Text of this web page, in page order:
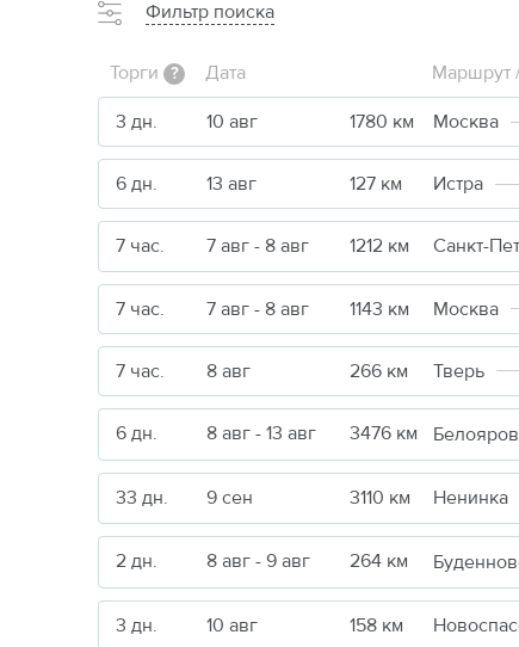
Фильтр поиска
Торги ? Дата Маршрут
3 дн. 10 авг 1780 км Москва
6 дн. 13 авг 127 км Истра
7 час. 7 авг - 8 авг 1212 км Санкт-
7 час. 7 авг - 8 авг 1143 км Москва
7 час. 8 авг 266 км Тверь
6 дн. 8 авг - 13 авг 3476 км
33 дн. 9 сен 3110 км Ненинка
2 дн. 8 авг - 9 авг 264 км
3 дн. 10 авг 158 км